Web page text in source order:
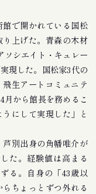
で開かれている国松
上げた。青森の木材
ソシエイト・キュレー
現した。国松家3代の
生アートコミュニテ
月から館長を務めるこ
にして実現した」と
別出身の角幡唯介が
た。経験値は高まる
る。自身の「43歳以
ちょっとずつ外れる